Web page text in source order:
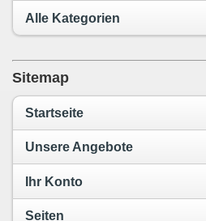
Alle Kategorien
Sitemap
Startseite
Unsere Angebote
Ihr Konto
Seiten